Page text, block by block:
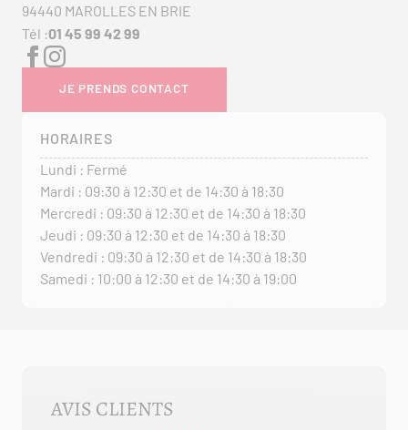
94440 MAROLLES EN BRIE
Tél :01 45 99 42 99
JE PRENDS CONTACT
HORAIRES
Lundi : Fermé
Mardi : 09:30 à 12:30 et de 14:30 à 18:30
Mercredi : 09:30 à 12:30 et de 14:30 à 18:30
Jeudi : 09:30 à 12:30 et de 14:30 à 18:30
Vendredi : 09:30 à 12:30 et de 14:30 à 18:30
Samedi : 10:00 à 12:30 et de 14:30 à 19:00
AVIS CLIENTS